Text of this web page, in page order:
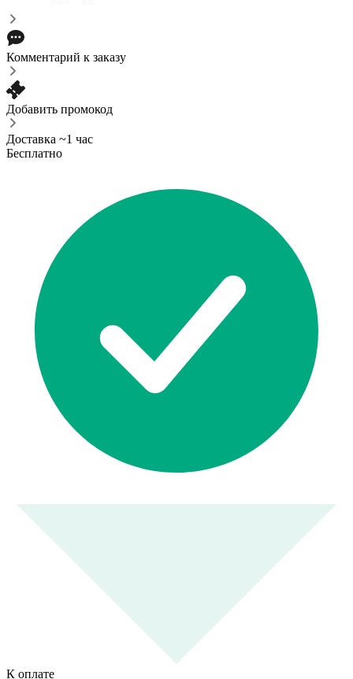
Комментарий к заказу
Добавить промокод
Доставка ~1 час
Бесплатно
К оплате